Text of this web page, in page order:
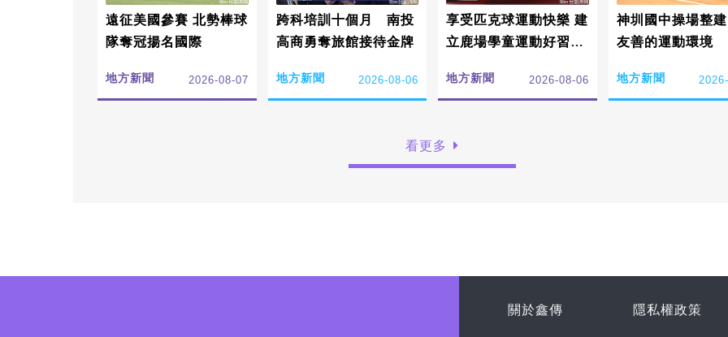
遠征美國參賽 北勢棒球
隊奪冠揚名國際
地方新聞 2026-08-07
跨科培訓十個月 南投
高商勇奪旅館接待金牌
地方新聞 2026-08-06
享受匹克球運動快樂 建
立鹿場學童運動好習
地方新聞 2026-08-06
神圳國中操場整
友善的運動環境
地方新聞
看更多
關於鑫傳 隱私權政策